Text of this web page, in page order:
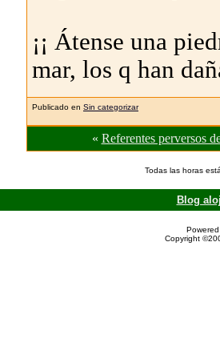
¡¡ Átense una
mar, los q han
Publicado en Sin categorizar
« Referentes perversos
Todas las horas
Blog
Copyright